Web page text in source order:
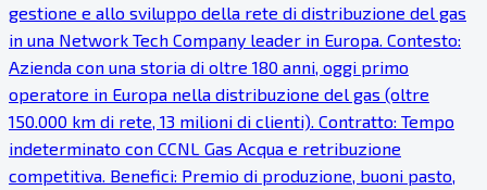
gestione e allo sviluppo della rete di distribuzione del gas
in una Network Tech Company leader in Europa. Contesto:
Azienda con una storia di oltre 180 anni, oggi primo
operatore in Europa nella distribuzione del gas (oltre
150.000 km di rete, 13 milioni di clienti). Contratto: Tempo
indeterminato con CCNL Gas Acqua e retribuzione
competitiva. Benefici: Premio di produzione, buoni pasto,